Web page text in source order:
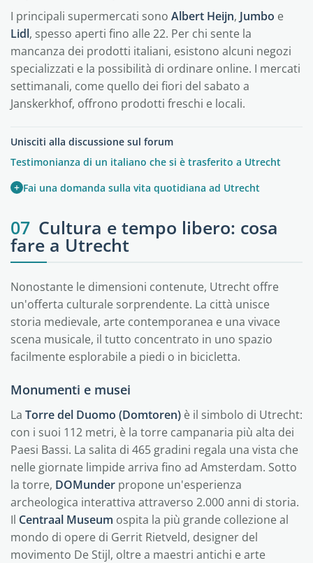
I principali supermercati sono Albert Heijn, Jumbo e
Lidl, spesso aperti fino alle 22. Per chi sente la
mancanza dei prodotti italiani, esistono alcuni negozi
specializzati e la possibilità di ordinare online. I mercati
settimanali, come quello dei fiori del sabato a
Janskerkhof, offrono prodotti freschi e locali.
Unisciti alla discussione sul forum
Testimonianza di un italiano che si è trasferito a Utrecht
+ Fai una domanda sulla vita quotidiana ad Utrecht
07 Cultura e tempo libero: cosa
fare a Utrecht
Nonostante le dimensioni contenute, Utrecht offre
un'offerta culturale sorprendente. La città unisce
storia medievale, arte contemporanea e una vivace
scena musicale, il tutto concentrato in uno spazio
facilmente esplorabile a piedi o in bicicletta.
Monumenti e musei
La Torre del Duomo (Domtoren) è il simbolo di Utrecht:
con i suoi 112 metri, è la torre campanaria più alta dei
Paesi Bassi. La salita di 465 gradini regala una vista che
nelle giornate limpide arriva fino ad Amsterdam. Sotto
la torre, DOMunder propone un'esperienza
archeologica interattiva attraverso 2.000 anni di storia.
Il Centraal Museum ospita la più grande collezione al
mondo di opere di Gerrit Rietveld, designer del
movimento De Stijl, oltre a maestri antichi e arte